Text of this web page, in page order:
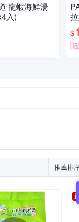
龍蝦海鮮湯
入)
入)
$
推薦排